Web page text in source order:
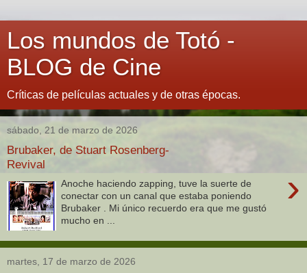
Los mundos de Totó -
BLOG de Cine
Críticas de películas actuales y de otras épocas.
sábado, 21 de marzo de 2026
Brubaker, de Stuart Rosenberg-
Revival
›
Anoche haciendo zapping, tuve la suerte de
conectar con un canal que estaba poniendo
Brubaker . Mi único recuerdo era que me gustó
mucho en ...
martes, 17 de marzo de 2026